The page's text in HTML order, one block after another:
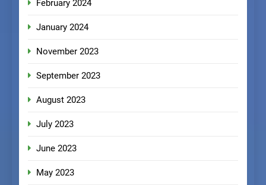
February 2024
January 2024
November 2023
September 2023
August 2023
July 2023
June 2023
May 2023